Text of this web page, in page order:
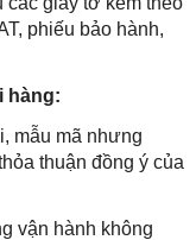
phiếu bảo hành,
hàng:
mẫu mã nhưng
thuận đồng ý của
vận hành không